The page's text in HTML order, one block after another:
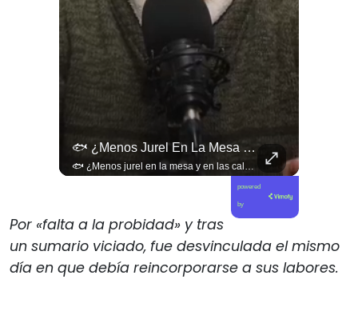
🐟 ¿Menos Jurel En La Mesa Y En Las Caletas?
🐟 ¿Menos jurel en la mesa y en las caletas? El cambio climático y El Niño alteran las aguas chilenas. 🌊🇨🇱 Especialistas advierten que las anomalías térmicas en el océano están desplazando los cardúmenes de jurel hacia zonas más profundas y australes, alejándolos de la costa. El fenómeno golpea directamente el sustento de la pesca artesanal y amenaza la canasta básica familiar, al restringir la oferta de una de las fuentes de proteína más populares y accesibles del país. 📉🎣 🎥 Revisa el análisis científico completo y el impacto en las comunidades costeras en elciudadano.com 🔗 (Link en la biografía). ¿Has notado la escasez o el alza de precio del jurel en tu ciudad? Te leemos en los comentarios. 💬👇🏼
powered
by
Por «falta a la probidad» y tras
un sumario viciado, fue desvinculada el mismo
día en que debía reincorporarse a sus labores.